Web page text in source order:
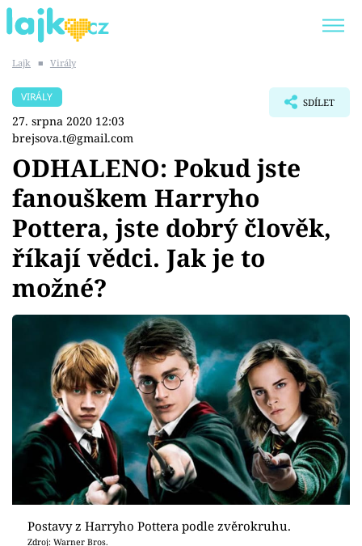
SHOPAHOLICADEL
Témata
Showbyznys
Youtubeři
Sex a vztahy
Videa
Sledujte prima+
Přihlášení
Lajk ■ Virály
VIRÁLY
27. srpna 2020 12:03
brejsova.t@gmail.com
SDÍLET
ODHALENO: Pokud jste
fanouškem Harryho
Pottera, jste dobrý člověk,
říkají vědci. Jak je to
možné?
Postavy z Harryho Pottera podle zvěrokruhu.
Zdroj: Warner Bros.